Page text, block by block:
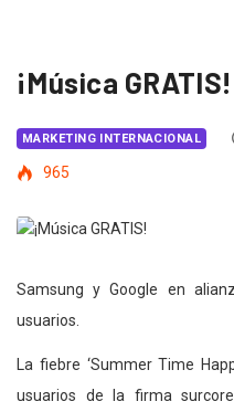
¡Música GRATIS!
MARKETING INTERNACIONAL
965
Samsung y Google en
usuarios.
La fiebre ‘Summer Time
usuarios de la firma